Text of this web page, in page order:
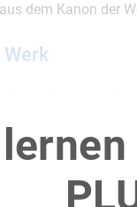
dem Kanon der
Schaffenszeitraum,
Expressionismus